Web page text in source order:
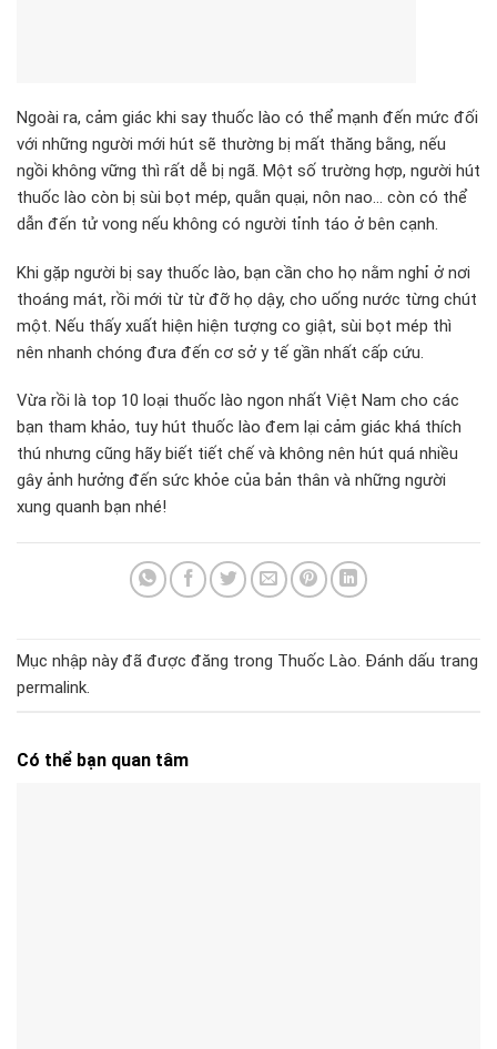
Ngoài ra, cảm giác khi say thuốc lào có thể mạnh đến mức đối
với những người mới hút sẽ thường bị mất thăng bằng, nếu
ngồi không vững thì rất dễ bị ngã. Một số trường hợp, người hút
thuốc lào còn bị sùi bọt mép, quằn quại, nôn nao… còn có thể
dẫn đến tử vong nếu không có người tỉnh táo ở bên cạnh.
Khi gặp người bị say thuốc lào, bạn cần cho họ nằm nghỉ ở nơi
thoáng mát, rồi mới từ từ đỡ họ dậy, cho uống nước từng chút
một. Nếu thấy xuất hiện hiện tượng co giật, sùi bọt mép thì
nên nhanh chóng đưa đến cơ sở y tế gần nhất cấp cứu.
Vừa rồi là top 10 loại thuốc lào ngon nhất Việt Nam cho các
bạn tham khảo, tuy hút thuốc lào đem lại cảm giác khá thích
thú nhưng cũng hãy biết tiết chế và không nên hút quá nhiều
gây ảnh hưởng đến sức khỏe của bản thân và những người
xung quanh bạn nhé!
Mục nhập này đã được đăng trong Thuốc Lào. Đánh dấu trang
permalink.
Có thể bạn quan tâm